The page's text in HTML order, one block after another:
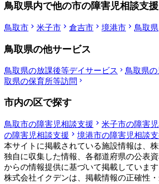
鳥取県内で他の市の障害児相談支
鳥取市 米子市 倉吉市 境港市 鳥取県
鳥取県の他サービス
鳥取県の放課後等デイサービス 鳥取県
取県の保育所等訪問
市内の区で探す
鳥取市の障害児相談支援 米子市の障害
の障害児相談支援
境港市の障害児相談
本サイトに掲載されている施設情報は、
独自に収集した情報、各都道府県の公表
からの情報提供に基づいて掲載しています
株式会社イクデンは、掲載情報の正確性